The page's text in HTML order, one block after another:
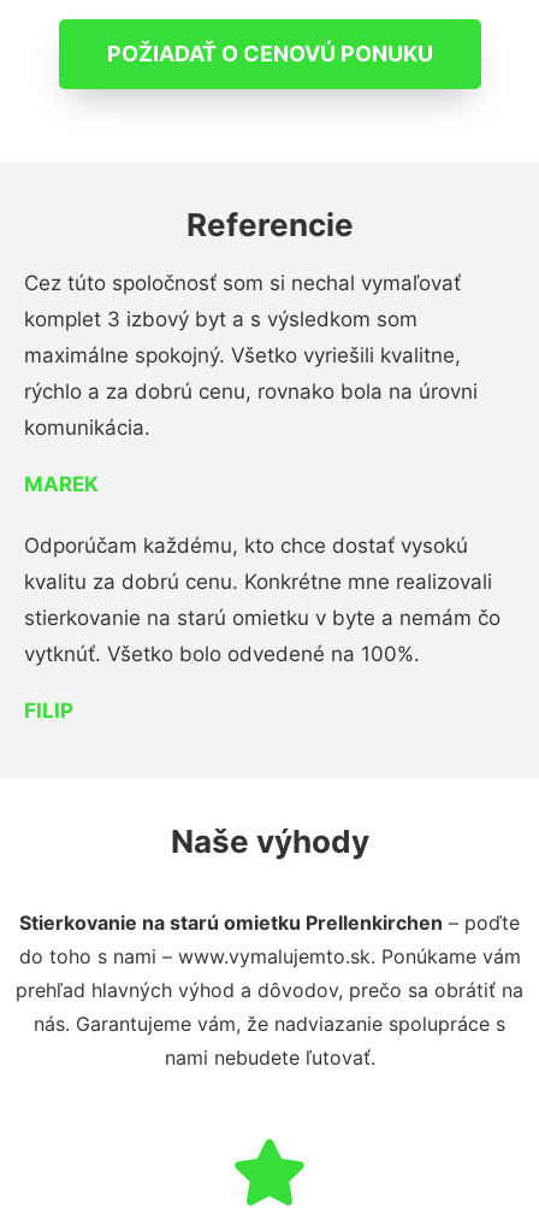
POŽIADAŤ O CENOVÚ PONUKU
Referencie
Cez túto spoločnosť som si nechal vymaľovať
komplet 3 izbový byt a s výsledkom som
maximálne spokojný. Všetko vyriešili kvalitne,
rýchlo a za dobrú cenu, rovnako bola na úrovni
komunikácia.
MAREK
Odporúčam každému, kto chce dostať vysokú
kvalitu za dobrú cenu. Konkrétne mne realizovali
stierkovanie na starú omietku v byte a nemám čo
vytknúť. Všetko bolo odvedené na 100%.
FILIP
Naše výhody
Stierkovanie na starú omietku Prellenkirchen – poďte
do toho s nami – www.vymalujemto.sk. Ponúkame vám
prehľad hlavných výhod a dôvodov, prečo sa obrátiť na
nás. Garantujeme vám, že nadviazanie spolupráce s
nami nebudete ľutovať.